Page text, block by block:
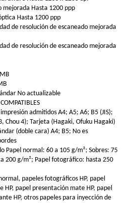
mejorada Hasta 1200 ppp
Hasta 1200 ppp
de resolución de escaneado mejorada
de resolución de escaneado mejorada
No actualizable
admitidos A4; A5; A6; B5 (JIS);
Chou 4); Tarjeta (Hagaki, Ofuku Hagaki)
(doble cara) A4; B5; No es
Papel normal: 60 a 105 g/m²; Sobres: 75
200 g/m²; Papel fotográfico: hasta 250
papeles fotográficos HP, papel
HP, papel presentación mate HP, papel
HP, otros papeles para inyección de